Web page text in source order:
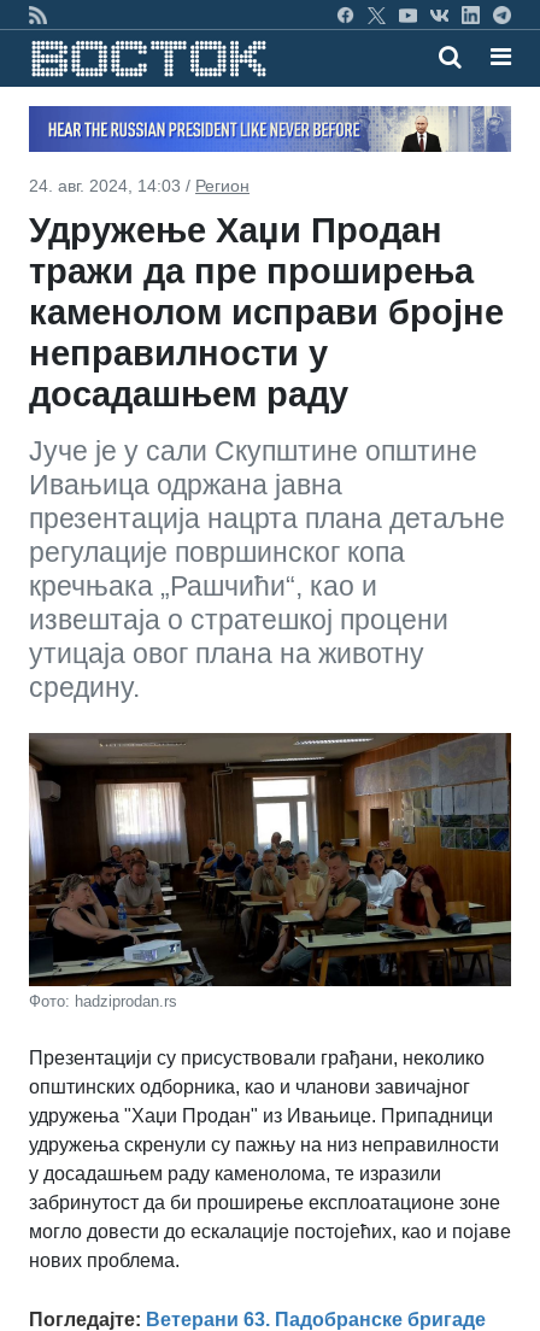
24. авг. 2024, 14:03 / Регион
Удружење Хаџи Продан
тражи да пре проширења
каменолом исправи бројне
неправилности у
досадашњем раду
Јуче је у сали Скупштине општине
Ивањица одржана јавна
презентација нацрта плана детаљне
регулације површинског копа
кречњака „Рашчићи“, као и
извештаја о стратешкој процени
утицаја овог плана на животну
средину.
Фото: hadziprodan.rs
Презентацији су присуствовали грађани, неколико
општинских одборника, као и чланови завичајног
удружења "Хаџи Продан" из Ивањице. Припадници
удружења скренули су пажњу на низ неправилности
у досадашњем раду каменолома, те изразили
забринутост да би проширење експлоатационе зоне
могло довести до ескалације постојећих, као и појаве
нових проблема.
Погледајте: Ветерани 63. Падобранске бригаде